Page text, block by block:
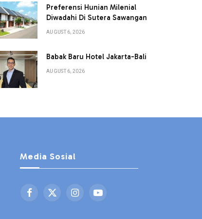
Preferensi Hunian Milenial
Diwadahi Di Sutera Sawangan
AUGUST 6, 2026
Babak Baru Hotel Jakarta-Bali
AUGUST 6, 2026
Media Sosial
Facebook
X
InstagramYouTube